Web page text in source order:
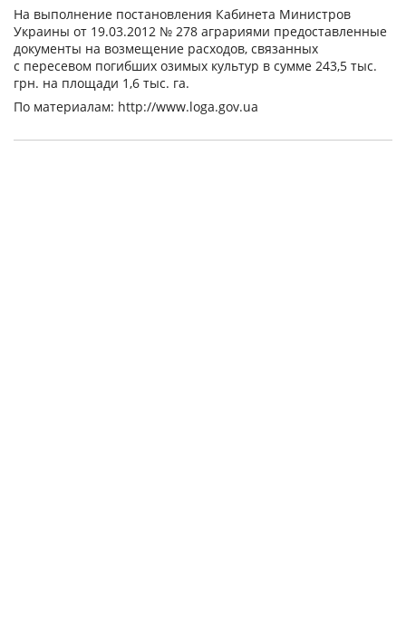
На выполнение постановления Кабинета Министров
Украины от 19.03.2012 № 278 аграриями предоставленные
документы на возмещение расходов, связанных
с пересевом погибших озимых культур в сумме 243,5 тыс.
грн. на площади 1,6 тыс. га.
По материалам: http://www.loga.gov.ua